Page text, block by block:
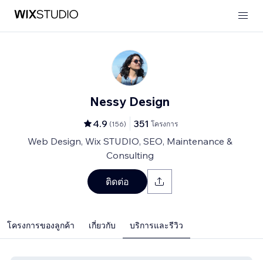
Nessy Design
4.9 (156) 351 โครงการ
Web Design, Wix STUDIO, SEO, Maintenance &
Consulting
ติดต่อ
โครงการของลูกค้า เกี่ยวกับ บริการและรีวิว